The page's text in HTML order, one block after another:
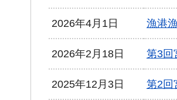
2026年4月1日 漁港
2026年2月18日 第3回
2025年12月3日 第2回